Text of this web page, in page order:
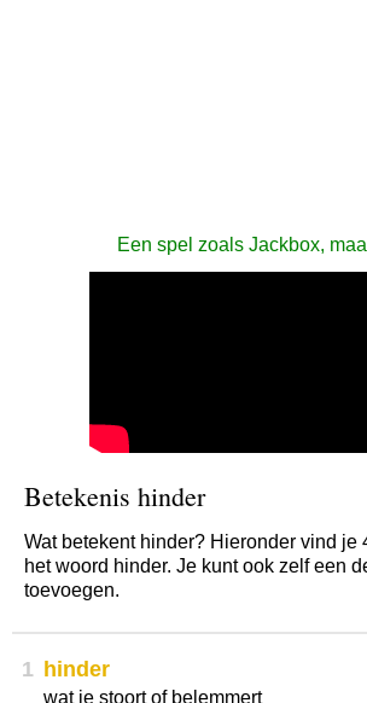
Een spel zoals Jackbox,
Betekenis hinder
Wat betekent hinder? Hieronder vind je
het woord hinder. Je kunt ook zelf een
toevoegen.
1 hinder
wat je stoort of belemmert